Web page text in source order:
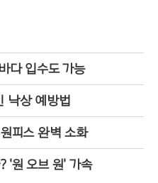
다 입수도 가능
낙상 예방법
피스 완벽 소화
'원 오브 원' 가속